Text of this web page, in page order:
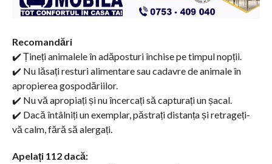
Recomandări
✔️ Țineți animalele în adăposturi închise pe timpul nopții.
✔️ Nu lăsați resturi alimentare sau cadavre de animale în
apropierea gospodăriilor.
✔️ Nu vă apropiați și nu încercați să capturați un șacal.
✔️ Dacă întâlniți un exemplar, păstrați distanța și retrageți-
vă calm, fără să alergați.
Apelați 112 dacă: